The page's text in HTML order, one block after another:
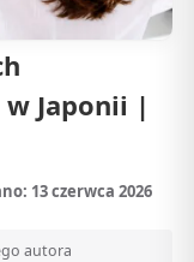
Japonii |
13 czerwca 2026
autora